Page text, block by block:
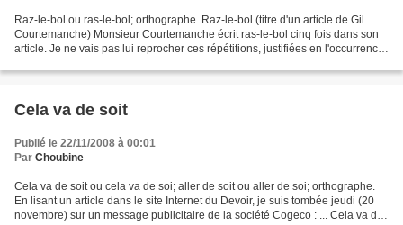
Raz-le-bol ou ras-le-bol; orthographe. Raz-le-bol (titre d'un article de Gil
Courtemanche) Monsieur Courtemanche écrit ras-le-bol cinq fois dans son
article. Je ne vais pas lui reprocher ces répétitions, justifiées en l'occurrence;
Cela va de soit
Publié le 22/11/2008 à 00:01
Par Choubine
Cela va de soit ou cela va de soi; aller de soit ou aller de soi; orthographe.
En lisant un article dans le site Internet du Devoir, je suis tombée jeudi (20
novembre) sur un message publicitaire de la société Cogeco : ... Cela va de